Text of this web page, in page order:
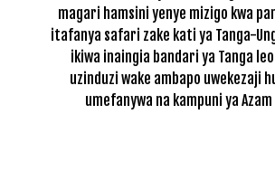
magari hamsini yenye mizigo kwa
itafanya safari zake kati ya Tanga-
ikiwa inaingia bandari ya Tanga
uzinduzi wake ambapo uwekezaji
umefanywa na kampuni ya